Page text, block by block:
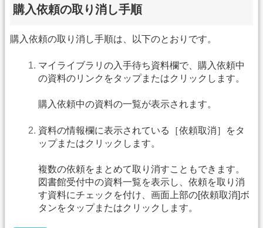
購入依頼の取り消し手順
購入依頼の取り消し手順は、以下のとおりです。
マイライブラリの入手待ち資料欄で、購入依頼中
の資料のリンクをタップまたはクリックします。
購入依頼中の資料の一覧が表示されます。
資料の情報欄に表示されている［依頼取消］をタ
ップまたはクリックします。
複数の依頼をまとめて取り消すこともできます。
図書館受付中の資料一覧を表示し、依頼を取り消
す資料にチェックを付け、画面上部の[依頼取消]ボ
タンをタップまたはクリックします。